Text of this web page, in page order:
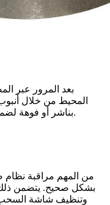
بعد المرور عبر
المحيط من خلال أنبوب
بناشر أو فوهة لضمان التدفق الموحد ومنع تآكل قاع المحيط.
من المهم مراقبة نظام
بشكل صحيح. يتضمن
وتنظيف شاشة السحب